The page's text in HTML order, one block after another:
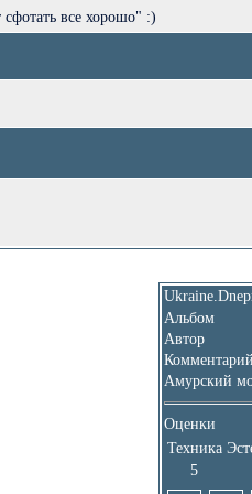
все хорошо" :)
Альбом
Автор
Амурский
Оценки
Техника
5